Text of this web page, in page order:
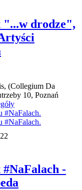
"...w drodze",
(Collegium Da
10, Poznań
-